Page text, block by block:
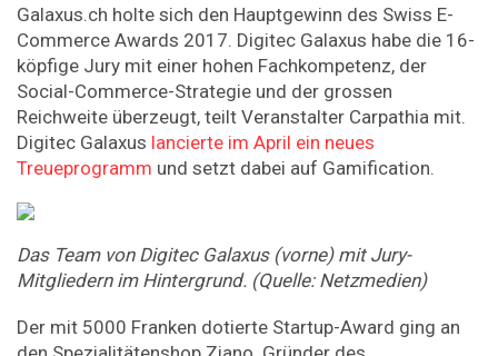
Galaxus.ch holte sich den Hauptgewinn des Swiss E-
Commerce Awards 2017. Digitec Galaxus habe die 16-
köpfige Jury mit einer hohen Fachkompetenz, der
Social-Commerce-Strategie und der grossen
Reichweite überzeugt, teilt Veranstalter Carpathia mit.
Digitec Galaxus lancierte im April ein neues
Treueprogramm und setzt dabei auf Gamification.
Das Team von Digitec Galaxus (vorne) mit Jury-
Mitgliedern im Hintergrund. (Quelle: Netzmedien)
Der mit 5000 Franken dotierte Startup-Award ging an